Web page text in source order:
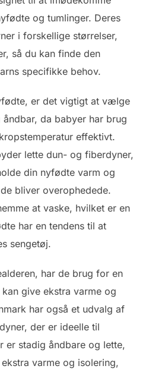
og tumlinger. Deres
i forskellige størrelser,
så du kan finde den
specifikke behov.
er det vigtigt at vælge
da babyer har brug
effektivt.
lette dun- og fiberdyner,
din nyfødte varm og
bliver overophedede.
at vaske, hvilket er en
har en tendens til at
sengetøj.
har de brug for en
give ekstra varme og
har også et udvalg af
der er ideelle til
er stadig åndbare og lette,
varme og isolering,